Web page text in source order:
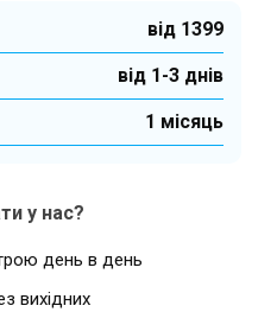
від 1399
від 1-3 днів
1 місяць
у нас?
день в день
вихідних